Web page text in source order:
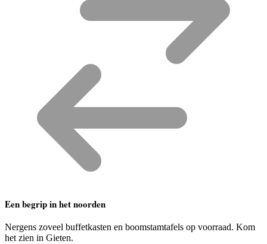
Een begrip in het noorden
Nergens zoveel buffetkasten en boomstamtafels op voorraad. Kom
het zien in Gieten.